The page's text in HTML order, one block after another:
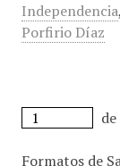
Independencia,
Porfirio Díaz
Formatos de